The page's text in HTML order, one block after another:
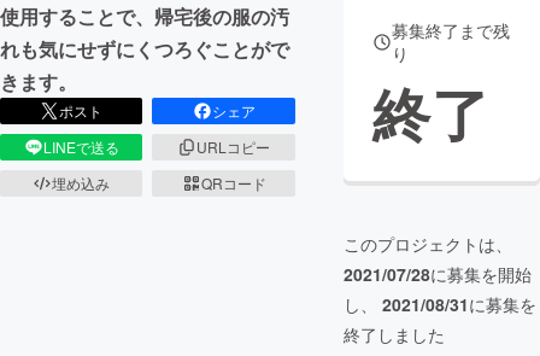
使用することで、帰宅後の服の汚
れも気にせずにくつろぐことがで
きます。
ポスト
シェア
LINEで送る
URLコピー
埋め込み
QRコード
募集終了まで残
り
終了
このプロジェクトは、
2021/07/28に募集を開始
し、 2021/08/31に募集を
終了しました